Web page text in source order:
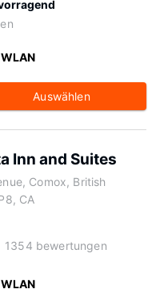
Auswählen
Inn and Suites
Comox, British
CA
1354 bewertungen